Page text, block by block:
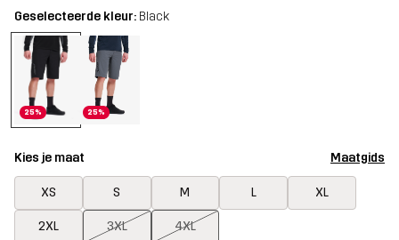
Geselecteerde kleur: Black
25% 25%
Kies je maat Maatgids
XS S M L XL
2XL 3XL 4XL